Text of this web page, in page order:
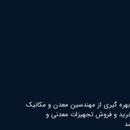
بهره گیری از مهندسین معدن و مکانیک
خرید و فروش تجهیزات معدنی و